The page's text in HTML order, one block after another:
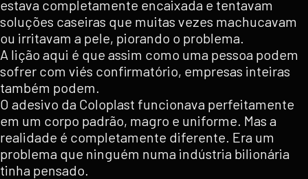
estava completamente encaixada e tentavam
soluções caseiras que muitas vezes machucavam
ou irritavam a pele, piorando o problema.
A lição aqui é que assim como uma pessoa podem
sofrer com viés confirmatório, empresas inteiras
também podem.
O adesivo da Coloplast funcionava perfeitamente
em um corpo padrão, magro e uniforme. Mas a
realidade é completamente diferente. Era um
problema que ninguém numa indústria bilionária
tinha pensado.